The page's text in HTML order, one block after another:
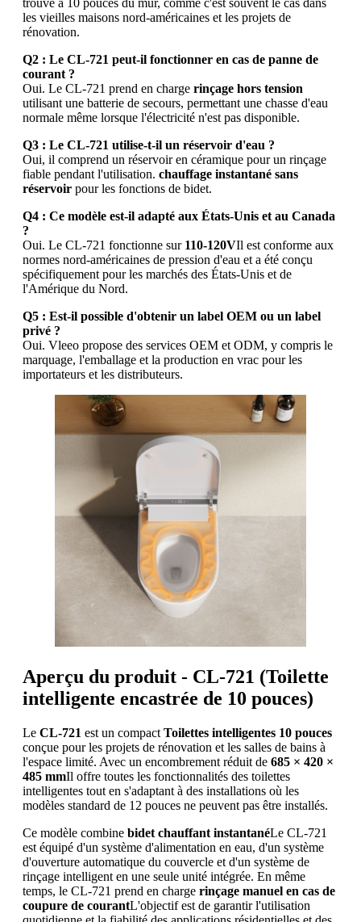
les vieilles maisons nord-américaines et les projets de
rénovation.
Q2 : Le CL-721 peut-il fonctionner en cas de panne de
courant ?
Oui. Le CL-721 prend en charge rinçage hors tension
utilisant une batterie de secours, permettant une chasse d'eau
normale même lorsque l'électricité n'est pas disponible.
Q3 : Le CL-721 utilise-t-il un réservoir d'eau ?
Oui, il comprend un réservoir en céramique pour un rinçage
fiable pendant l'utilisation. chauffage instantané sans
réservoir pour les fonctions de bidet.
Q4 : Ce modèle est-il adapté aux États-Unis et au Canada
?
Oui. Le CL-721 fonctionne sur 110-120VIl est conforme aux
normes nord-américaines de pression d'eau et a été conçu
spécifiquement pour les marchés des États-Unis et de
l'Amérique du Nord.
Q5 : Est-il possible d'obtenir un label OEM ou un label
privé ?
Oui. Vleeo propose des services OEM et ODM, y compris le
marquage, l'emballage et la production en vrac pour les
importateurs et les distributeurs.
Aperçu du produit - CL-721 (Toilette
intelligente encastrée de 10 pouces)
Le CL-721 est un compact Toilettes intelligentes 10 pouces
conçue pour les projets de rénovation et les salles de bains à
l'espace limité. Avec un encombrement réduit de 685 × 420 ×
485 mmIl offre toutes les fonctionnalités des toilettes
intelligentes tout en s'adaptant à des installations où les
modèles standard de 12 pouces ne peuvent pas être installés.
Ce modèle combine bidet chauffant instantanéLe CL-721
est équipé d'un système d'alimentation en eau, d'un système
d'ouverture automatique du couvercle et d'un système de
rinçage intelligent en une seule unité intégrée. En même
temps, le CL-721 prend en charge rinçage manuel en cas de
coupure de courantL'objectif est de garantir l'utilisation